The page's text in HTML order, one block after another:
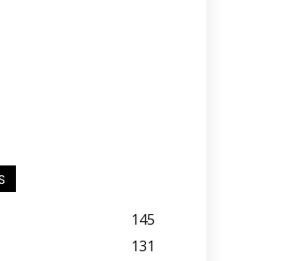
145
131